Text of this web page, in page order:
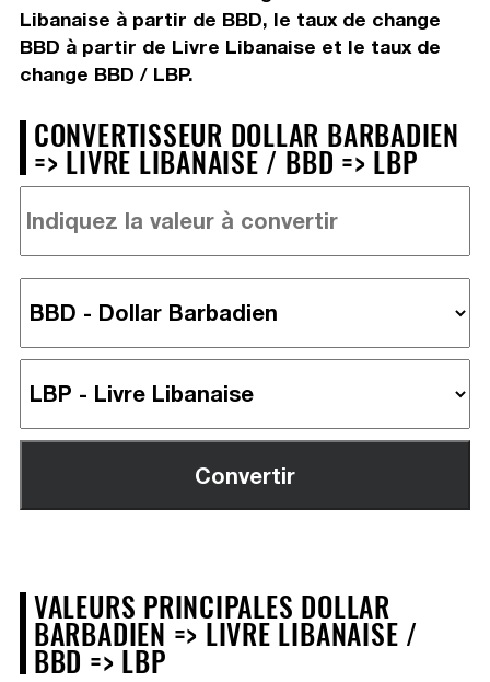
Libanaise à partir de BBD, le taux de change
BBD à partir de Livre Libanaise et le taux de
change BBD / LBP.
CONVERTISSEUR DOLLAR BARBADIEN
=> LIVRE LIBANAISE / BBD => LBP
VALEURS PRINCIPALES DOLLAR
BARBADIEN => LIVRE LIBANAISE /
BBD => LBP